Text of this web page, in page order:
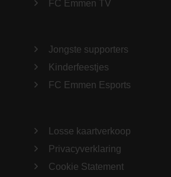
FC Emmen TV
Jongste supporters
Kinderfeestjes
FC Emmen Esports
Losse kaartverkoop
Privacyverklaring
Cookie Statement